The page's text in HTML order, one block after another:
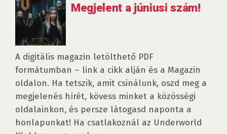
Megjelent a júniusi szám!
A digitális magazin letölthető PDF
formátumban – link a cikk alján és a Magazin
oldalon. Ha tetszik, amit csinálunk, oszd meg a
megjelenés hírét, kövess minket a közösségi
oldalainkon, és persze látogasd naponta a
honlapunkat! Ha csatlakoznál az Underworld